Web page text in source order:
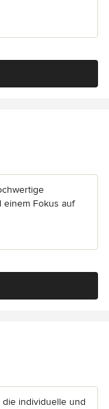
einem Fokus auf
individuelle und